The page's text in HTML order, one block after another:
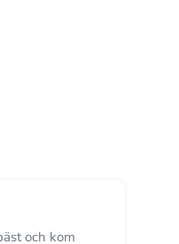
och kom